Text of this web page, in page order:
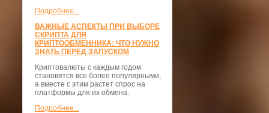
Подробнее...
ВАЖНЫЕ АСПЕКТЫ ПРИ ВЫБОРЕ
СКРИПТА ДЛЯ
КРИПТООБМЕННИКА: ЧТО НУЖНО
ЗНАТЬ ПЕРЕД ЗАПУСКОМ
Криптовалюты с каждым годом
становятся все более популярными,
а вместе с этим растет спрос на
платформы для их обмена.
Подробнее...